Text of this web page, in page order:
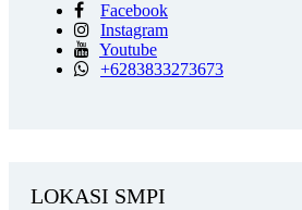
Facebook
Instagram
Youtube
+6283833273673
LOKASI SMPI